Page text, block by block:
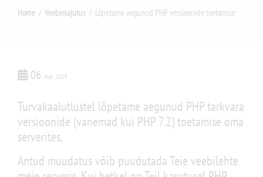
Home Veebimajutus Lõpetame aegunud PHP versioonide toetamise
06 mai 2019
Turvakaalutlustel lõpetame aegunud PHP tarkvara
versioonide (vanemad kui PHP 7.2) toetamise oma
serverites.
Antud muudatus võib puudutada Teie veebilehte